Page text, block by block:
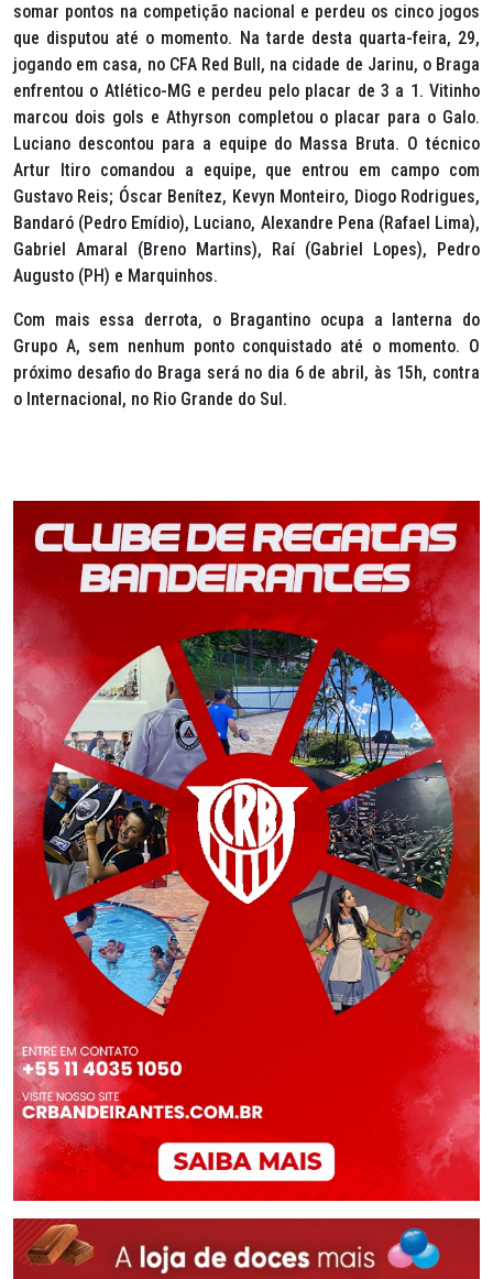
somar pontos na competição nacional e perdeu os cinco jogos
que disputou até o momento. Na tarde desta quarta-feira, 29,
jogando em casa, no CFA Red Bull, na cidade de Jarinu, o Braga
enfrentou o Atlético-MG e perdeu pelo placar de 3 a 1. Vitinho
marcou dois gols e Athyrson completou o placar para o Galo.
Luciano descontou para a equipe do Massa Bruta. O técnico
Artur Itiro comandou a equipe, que entrou em campo com
Gustavo Reis; Óscar Benítez, Kevyn Monteiro, Diogo Rodrigues,
Bandaró (Pedro Emídio), Luciano, Alexandre Pena (Rafael Lima),
Gabriel Amaral (Breno Martins), Raí (Gabriel Lopes), Pedro
Augusto (PH) e Marquinhos.
Com mais essa derrota, o Bragantino ocupa a lanterna do
Grupo A, sem nenhum ponto conquistado até o momento. O
próximo desafio do Braga será no dia 6 de abril, às 15h, contra
o Internacional, no Rio Grande do Sul.